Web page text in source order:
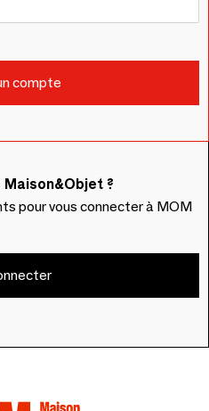
?
pour vous connecter à MOM